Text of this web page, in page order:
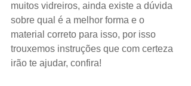
muitos vidreiros, ainda existe a dúvida
sobre qual é a melhor forma e o
material correto para isso, por isso
trouxemos instruções que com certeza
irão te ajudar, confira!